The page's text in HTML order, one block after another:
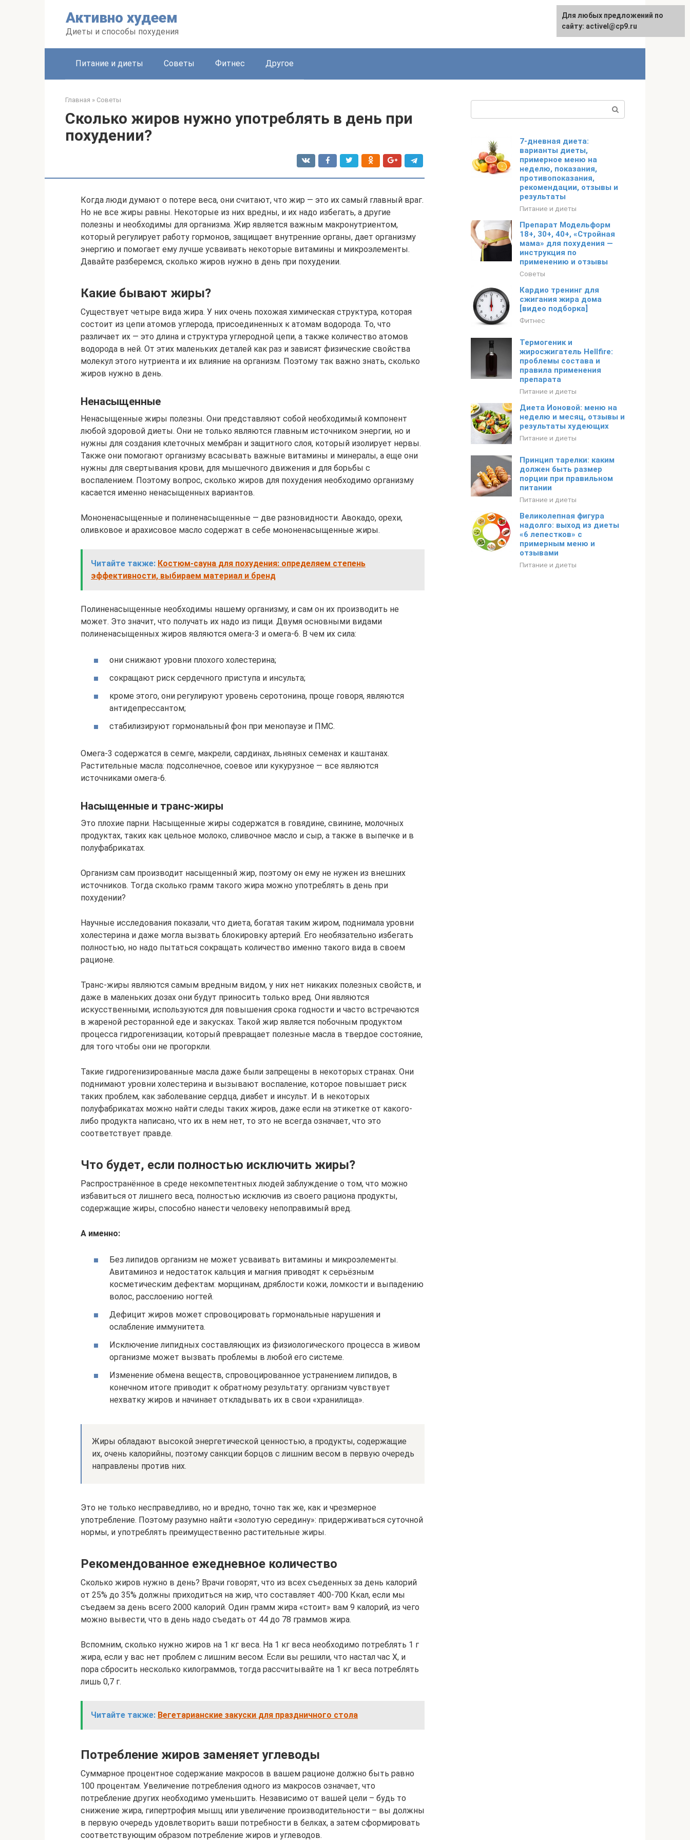
Активно худеем
Диеты и способы похудения
English
Питание и диеты Советы Фитнес Другое
Главная » Советы
Сколько жиров нужно употреблять в день при
похудении?
Когда люди думают о потере веса, они считают, что жир — это их самый главный враг.
Но не все жиры равны. Некоторые из них вредны, и их надо избегать, а другие
полезны и необходимы для организма. Жир является важным макронутриентом,
который регулирует работу гормонов, защищает внутренние органы, дает организму
энергию и помогает ему лучше усваивать некоторые витамины и микроэлементы.
Давайте разберемся, сколько жиров нужно в день при похудении.
Какие бывают жиры?
Существует четыре вида жира. У них очень похожая химическая структура, которая
состоит из цепи атомов углерода, присоединенных к атомам водорода. То, что
различает их — это длина и структура углеродной цепи, а также количество атомов
водорода в ней. От этих маленьких деталей как раз и зависят физические свойства
молекул этого нутриента и их влияние на организм. Поэтому так важно знать, сколько
жиров нужно в день.
Ненасыщенные
Ненасыщенные жиры полезны. Они представляют собой необходимый компонент
любой здоровой диеты. Они не только являются главным источником энергии, но и
нужны для создания клеточных мембран и защитного слоя, который изолирует нервы.
Также они помогают организму всасывать важные витамины и минералы, а еще они
нужны для свертывания крови, для мышечного движения и для борьбы с
воспалением. Поэтому вопрос, сколько жиров для похудения необходимо организму
касается именно ненасыщенных вариантов.
Мононенасыщенные и полиненасыщенные — две разновидности. Авокадо, орехи,
оливковое и арахисовое масло содержат в себе мононенасыщенные жиры.
Читайте также: Костюм-сауна для похудения: определяем степень
эффективности, выбираем материал и бренд
Полиненасыщенные необходимы нашему организму, и сам он их производить не
может. Это значит, что получать их надо из пищи. Двумя основными видами
полиненасыщенных жиров являются омега-3 и омега-6. В чем их сила:
они снижают уровни плохого холестерина;
сокращают риск сердечного приступа и инсульта;
кроме этого, они регулируют уровень серотонина, проще говоря, являются
антидепрессантом;
стабилизируют гормональный фон при менопаузе и ПМС.
Омега-3 содержатся в семге, макрели, сардинах, льняных семенах и каштанах.
Растительные масла: подсолнечное, соевое или кукурузное — все являются
источниками омега-6.
Насыщенные и транс-жиры
Это плохие парни. Насыщенные жиры содержатся в говядине, свинине, молочных
продуктах, таких как цельное молоко, сливочное масло и сыр, а также в выпечке и в
полуфабрикатах.
Организм сам производит насыщенный жир, поэтому он ему не нужен из внешних
источников. Тогда сколько грамм такого жира можно употреблять в день при
похудении?
Научные исследования показали, что диета, богатая таким жиром, поднимала уровни
холестерина и даже могла вызвать блокировку артерий. Его необязательно избегать
полностью, но надо пытаться сокращать количество именно такого вида в своем
рационе.
Транс-жиры являются самым вредным видом, у них нет никаких полезных свойств, и
даже в маленьких дозах они будут приносить только вред. Они являются
искусственными, используются для повышения срока годности и часто встречаются
в жареной ресторанной еде и закусках. Такой жир является побочным продуктом
процесса гидрогенизации, который превращает полезные масла в твердое состояние,
для того чтобы они не прогоркли.
Такие гидрогенизированные масла даже были запрещены в некоторых странах. Они
поднимают уровни холестерина и вызывают воспаление, которое повышает риск
таких проблем, как заболевание сердца, диабет и инсульт. И в некоторых
полуфабрикатах можно найти следы таких жиров, даже если на этикетке от какого-
либо продукта написано, что их в нем нет, то это не всегда означает, что это
соответствует правде.
Что будет, если полностью исключить жиры?
Распространённое в среде некомпетентных людей заблуждение о том, что можно
избавиться от лишнего веса, полностью исключив из своего рациона продукты,
содержащие жиры, способно нанести человеку непоправимый вред.
А именно:
Без липидов организм не может усваивать витамины и микроэлементы.
Авитаминоз и недостаток кальция и магния приводят к серьёзным
косметическим дефектам: морщинам, дряблости кожи, ломкости и выпадению
волос, расслоению ногтей.
Дефицит жиров может спровоцировать гормональные нарушения и
ослабление иммунитета.
Исключение липидных составляющих из физиологического процесса в живом
организме может вызвать проблемы в любой его системе.
Изменение обмена веществ, спровоцированное устранением липидов, в
конечном итоге приводит к обратному результату: организм чувствует
нехватку жиров и начинает откладывать их в свои «хранилища».
Жиры обладают высокой энергетической ценностью, а продукты, содержащие
их, очень калорийны, поэтому санкции борцов с лишним весом в первую очередь
направлены против них.
Это не только несправедливо, но и вредно, точно так же, как и чрезмерное
употребление. Поэтому разумно найти «золотую середину»: придерживаться суточной
нормы, и употреблять преимущественно растительные жиры.
Рекомендованное ежедневное количество
Сколько жиров нужно в день? Врачи говорят, что из всех съеденных за день калорий
от 25% до 35% должны приходиться на жир, что составляет 400-700 Ккал, если мы
съедаем за день всего 2000 калорий. Один грамм жира «стоит» вам 9 калорий, из чего
можно вывести, что в день надо съедать от 44 до 78 граммов жира.
Вспомним, сколько нужно жиров на 1 кг веса. На 1 кг веса необходимо потреблять 1 г
жира, если у вас нет проблем с лишним весом. Если вы решили, что настал час Х, и
пора сбросить несколько килограммов, тогда рассчитывайте на 1 кг веса потреблять
лишь 0,7 г.
Читайте также: Вегетарианские закуски для праздничного стола
Потребление жиров заменяет углеводы
Суммарное процентное содержание макросов в вашем рационе должно быть равно
100 процентам. Увеличение потребления одного из макросов означает, что
потребление других необходимо уменьшить. Независимо от вашей цели – будь то
снижение жира, гипертрофия мышц или увеличение производительности – вы должны
в первую очередь удовлетворить ваши потребности в белках, а затем сформировать
соответствующим образом потребление жиров и углеводов.
7-дневная диета:
варианты диеты,
примерное меню на
неделю, показания,
противопоказания,
рекомендации, отзывы и
результаты
Питание и диеты
Препарат Модельформ
18+, 30+, 40+, «Стройная
мама» для похудения —
инструкция по
применению и отзывы
Советы
Кардио тренинг для
сжигания жира дома
[видео подборка]
Фитнес
Термогеник и
жиросжигатель Hellfire:
проблемы состава и
правила применения
препарата
Питание и диеты
Диета Ионовой: меню на
неделю и месяц, отзывы и
результаты худеющих
Питание и диеты
Принцип тарелки: каким
должен быть размер
порции при правильном
питании
Питание и диеты
Великолепная фигура
надолго: выход из диеты
«6 лепестков» c
примерным меню и
отзывами
Питание и диеты
Для любых предложений по
сайту: activel@cp9.ru